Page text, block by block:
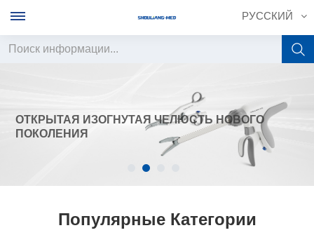
РУССКИЙ
français
Deutsch
ОТКРЫТАЯ ИЗОГНУТАЯ ЧЕЛЮСТЬ НОВОГО
ПОКОЛЕНИЯ
Популярные Категории